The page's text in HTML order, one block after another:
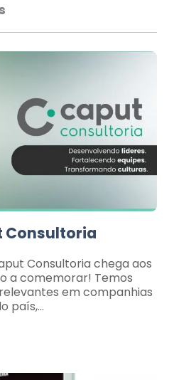
Consultoria
Consultoria chega aos
a comemorar! Temos
em companhias
país,…